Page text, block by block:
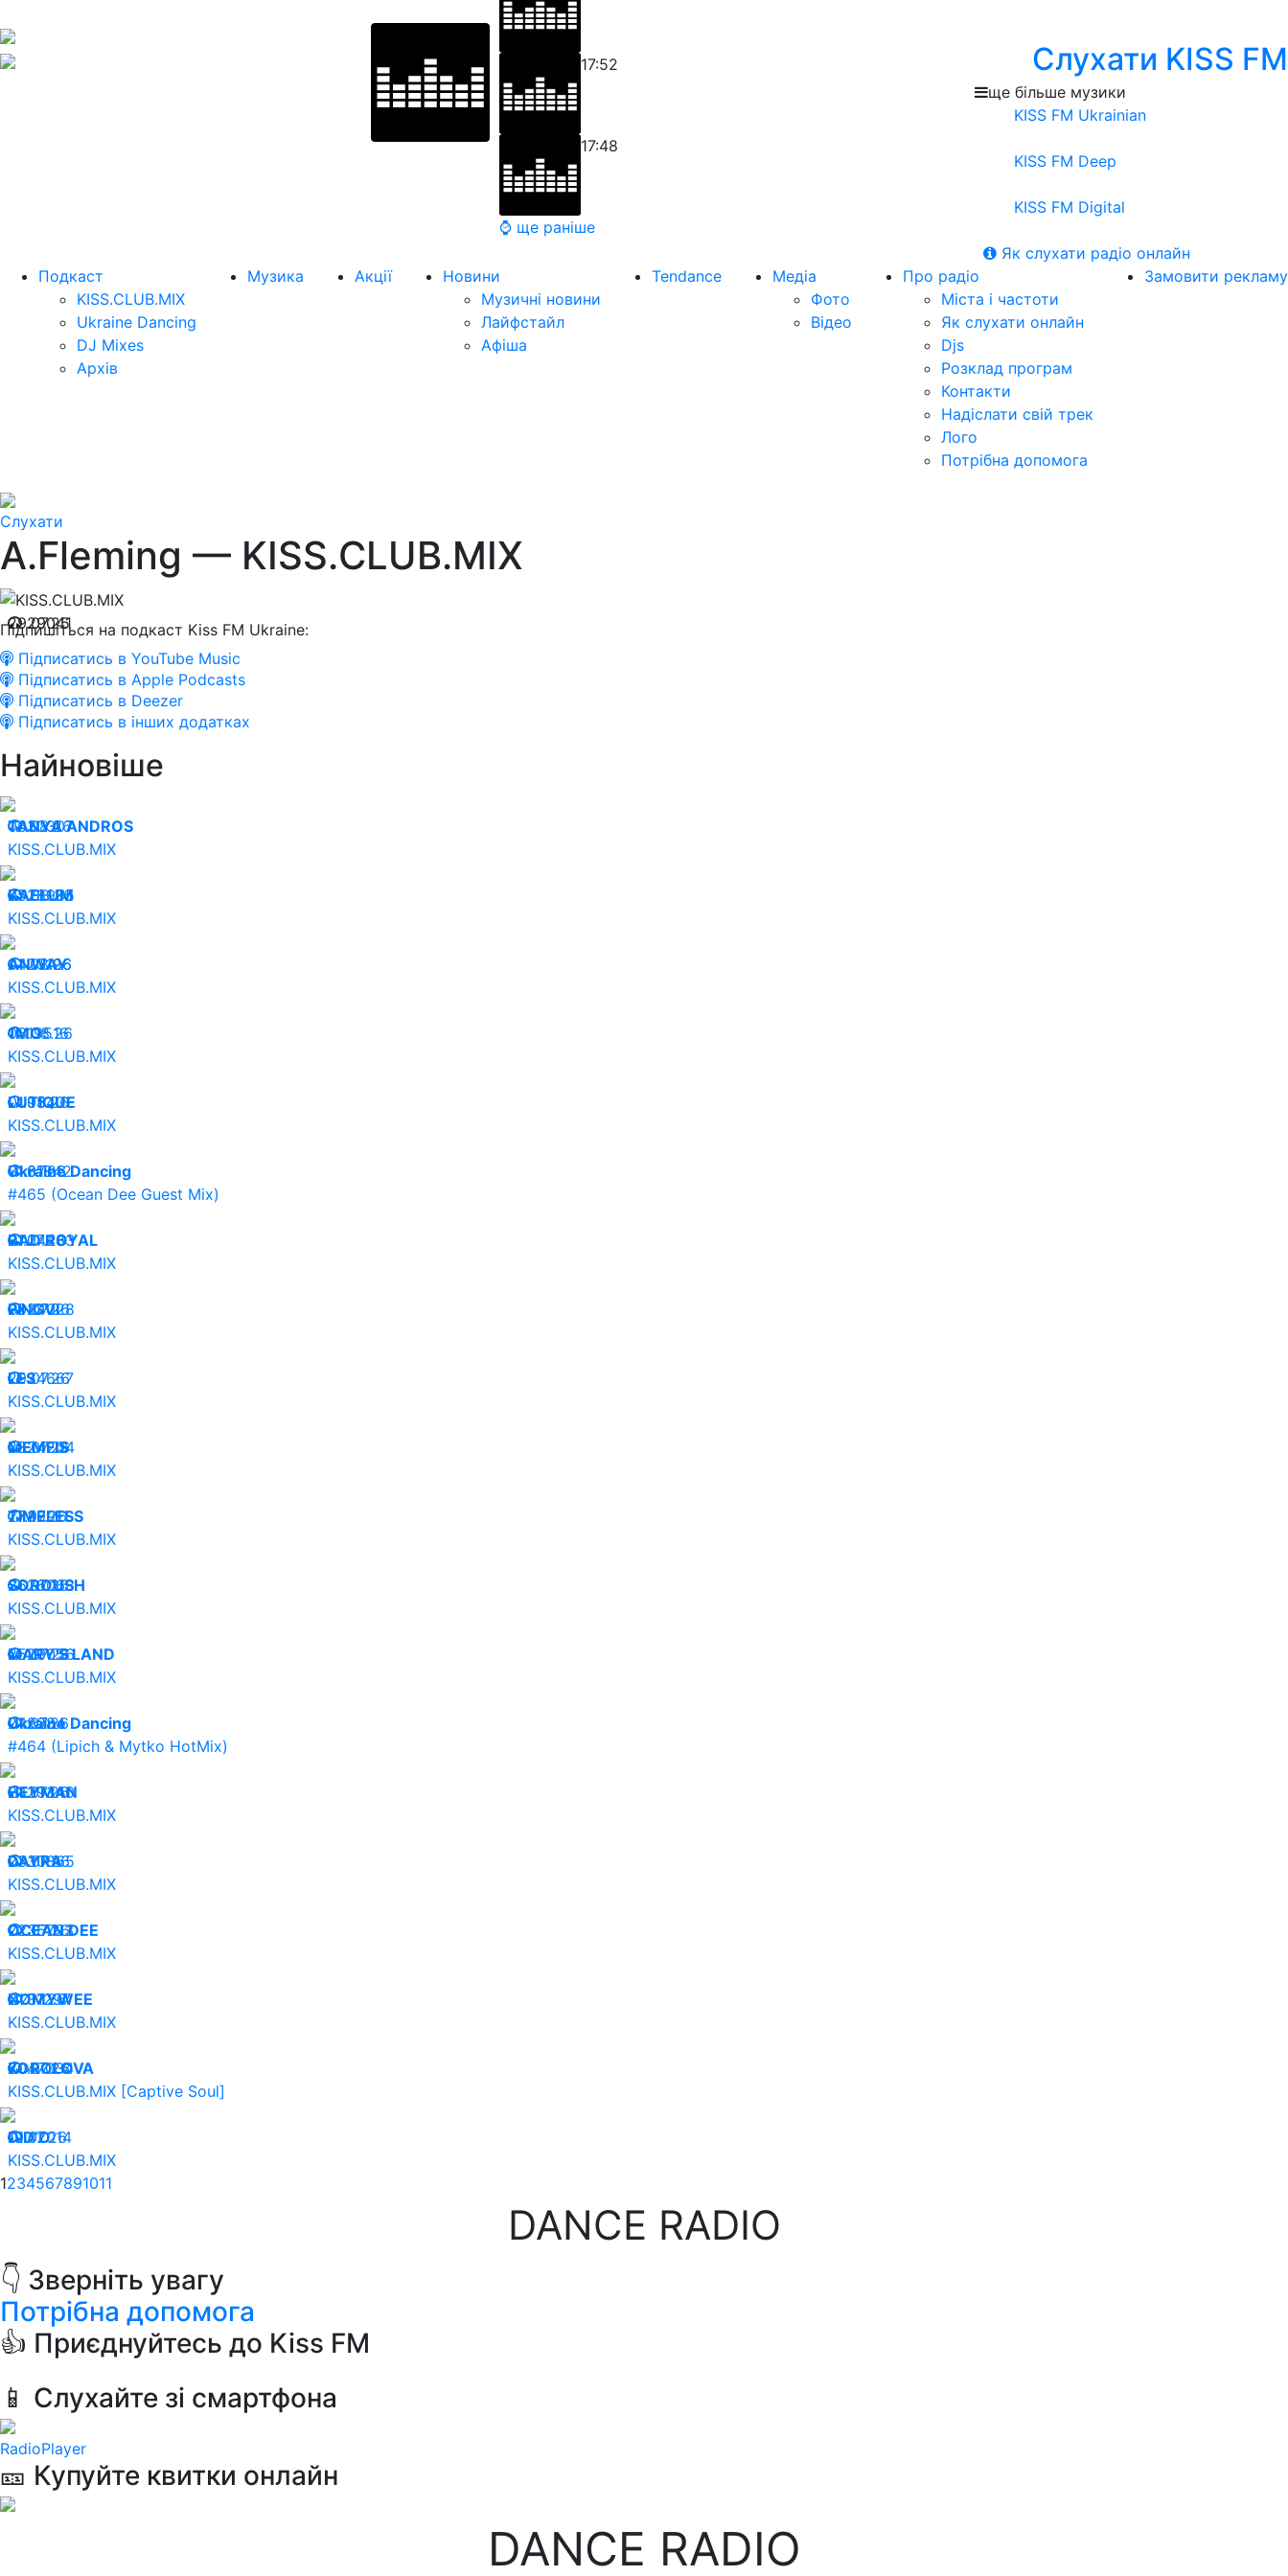
17:52
17:48
⌚ ще раніше
Слухати KISS FM
ще більше музики
KISS FM Ukrainian
KISS FM Deep
KISS FM Digital
Як слухати радіо онлайн
Подкаст
KISS.CLUB.MIX
Ukraine Dancing
DJ Mixes
Архів
Музика Акції
Новини
Музичні новини
Лайфстайл
Афіша
Tendance
Медіа
Фото
Відео
Про радіо
Міста і частоти
Як слухати онлайн
Djs
Розклад програм
Контакти
Надіслати свій трек
Лого
Потрібна допомога
Замовити рекламу
Слухати
A.Fleming — KISS.CLUB.MIX
29.07.25
29041
Підпишіться на подкаст Kiss FM Ukraine:
Підписатись в YouTube Music
Підписатись в Apple Podcasts
Підписатись в Deezer
Підписатись в інших додатках
Найновіше
06.08.26
30307
TANYA ANDROS
KISS.CLUB.MIX
05.08.26
28965
KAELUM
KISS.CLUB.MIX
04.08.26
23196
ANWAY
KISS.CLUB.MIX
03.08.26
19516
1MO:
KISS.CLUB.MIX
01.08.26
9540
LUTIQUE
KISS.CLUB.MIX
31.07.26
31842
Ukraine Dancing
#465 (Ocean Dee Guest Mix)
31.07.26
24483
RAD ROYAL
KISS.CLUB.MIX
30.07.26
24028
PINGVI
KISS.CLUB.MIX
29.07.26
24667
LES
KISS.CLUB.MIX
28.07.26
24204
MEMFIS
KISS.CLUB.MIX
27.07.26
29911
TIMELESS
KISS.CLUB.MIX
26.07.26
26063
SOROUSH
KISS.CLUB.MIX
25.07.26
29056
MARY'S LAND
KISS.CLUB.MIX
24.07.26
9284
Ukraine Dancing
#464 (Lipich & Mytko HotMix)
24.07.26
29340
HEYMAN
KISS.CLUB.MIX
23.07.26
30865
DAYRA
KISS.CLUB.MIX
22.07.26
35723
OCEAN DEE
KISS.CLUB.MIX
21.07.26
31297
NØMYWEE
KISS.CLUB.MIX
20.07.26
47034
KOROLOVA
KISS.CLUB.MIX [Captive Soul]
19.07.26
42014
DID’O
KISS.CLUB.MIX
1234567891011
DANCE RADIO
👇 Зверніть увагу
Потрібна допомога
👍 Приєднуйтесь до Kiss FM
📱 Слухайте зі смартфона
RadioPlayer
🎫 Купуйте квитки онлайн
DANCE RADIO